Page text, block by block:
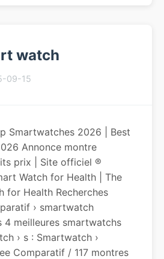
watch
09-15
Smartwatches 2026 | Best
Annonce montre
prix | Site officiel ®
Watch for Health | The
for Health Recherches
› smartwatch
4 meilleures smartwatchs
› s : Smartwatch ›
Comparatif / 117 montres